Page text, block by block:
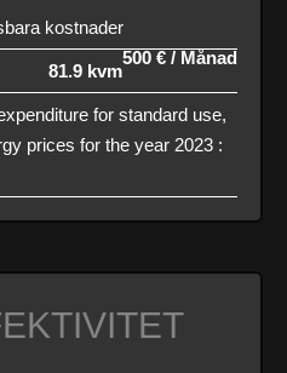
kostnader
500 € / Månad
81.9 kvm
for standard use,
prices for the year 2023 :